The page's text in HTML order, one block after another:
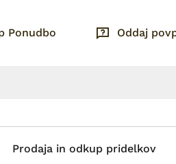
Ponudbo Oddaj
Prodaja in odkup pridelkov